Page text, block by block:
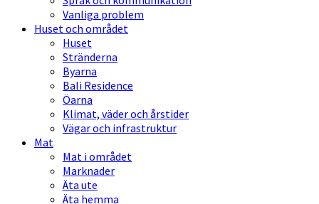
Vanliga problem
Huset och området
Huset
Stränderna
Byarna
Bali Residence
Öarna
Klimat, väder och årstider
Vägar och infrastruktur
Mat
Mat i området
Marknader
Äta ute
Äta hemma